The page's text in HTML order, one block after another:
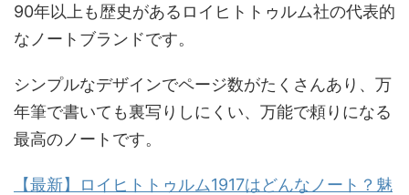
90年以上も歴史があるロイヒトトゥルム社の代表的
なノートブランドです。
シンプルなデザインでページ数がたくさんあり、万
年筆で書いても裏写りしにくい、万能で頼りになる
最高のノートです。
【最新】ロイヒトトゥルム1917はどんなノート？魅